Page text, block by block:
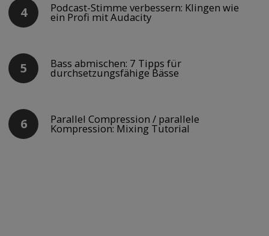
Podcast-Stimme verbessern: Klingen wie
ein Profi mit Audacity
Bass abmischen: 7 Tipps für
durchsetzungsfähige Bässe
Parallel Compression / parallele
Kompression: Mixing Tutorial